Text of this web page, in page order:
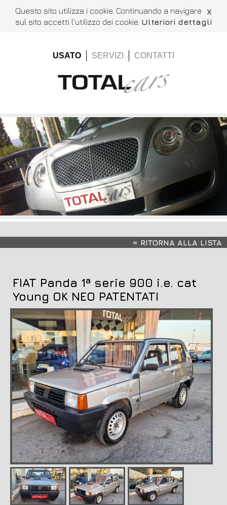
Questo sito utilizza i cookie. Continuando a navigare
sul sito accetti l'utilizzo dei cookie. Ulteriori dettagli
X
USATO SERVIZI CONTATTI
« RITORNA ALLA LISTA
FIAT Panda 1ª serie 900 i.e. cat
Young OK NEO PATENTATI